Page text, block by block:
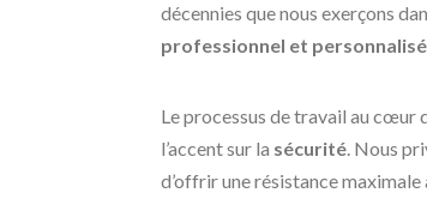
décennies que nous exerçons
professionnel et personnalisé
Le processus de travail au cœur
l’accent sur la sécurité. Nous
d’offrir une résistance